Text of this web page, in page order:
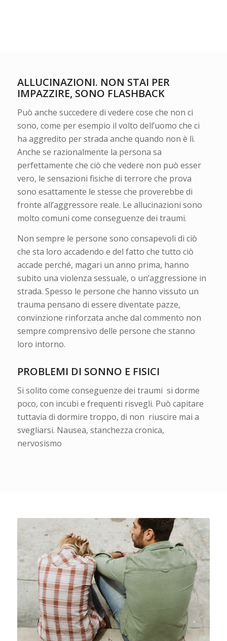
ALLUCINAZIONI. NON STAI PER
IMPAZZIRE, SONO FLASHBACK
Può anche succedere di vedere cose che non ci
sono, come per esempio il volto dell’uomo che ci
ha aggredito per strada anche quando non è lì.
Anche se razionalmente la persona sa
perfettamente che ciò che vedere non può esser
vero, le sensazioni fisiche di terrore che prova
sono esattamente le stesse che proverebbe di
fronte all’aggressore reale. Le allucinazioni sono
molto comuni come conseguenze dei traumi.
Non sempre le persone sono consapevoli di ciò
che sta loro accadendo e del fatto che tutto ciò
accade perché, magari un anno prima, hanno
subito una violenza sessuale, o un’aggressione in
strada. Spesso le persone che hanno vissuto un
trauma pensano di essere diventate pazze,
convinzione rinforzata anche dal commento non
sempre comprensivo delle persone che stanno
loro intorno.
PROBLEMI DI SONNO E FISICI
Si solito come conseguenze dei traumi si dorme
poco, con incubi e frequenti risvegli. Può capitare
tuttavia di dormire troppo, di non riuscire mai a
svegliarsi. Nausea, stanchezza cronica,
nervosismo